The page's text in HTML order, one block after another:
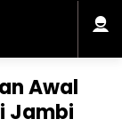
Awal
Jambi